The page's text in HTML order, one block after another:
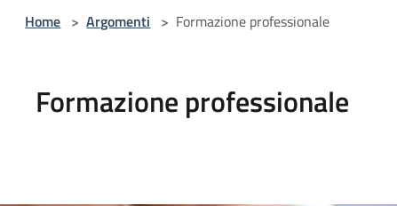
Home > Argomenti > Formazione professionale
Formazione professionale